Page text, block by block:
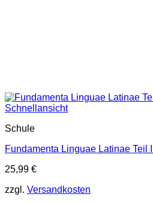
Schnellansicht
Schule
Fundamenta Linguae Latinae Teil II
25,99 €
zzgl. Versandkosten